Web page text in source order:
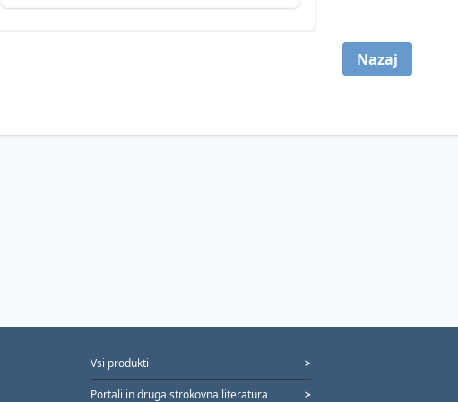
Nazaj
Vsi produkti >
Portali in druga strokovna literatura >